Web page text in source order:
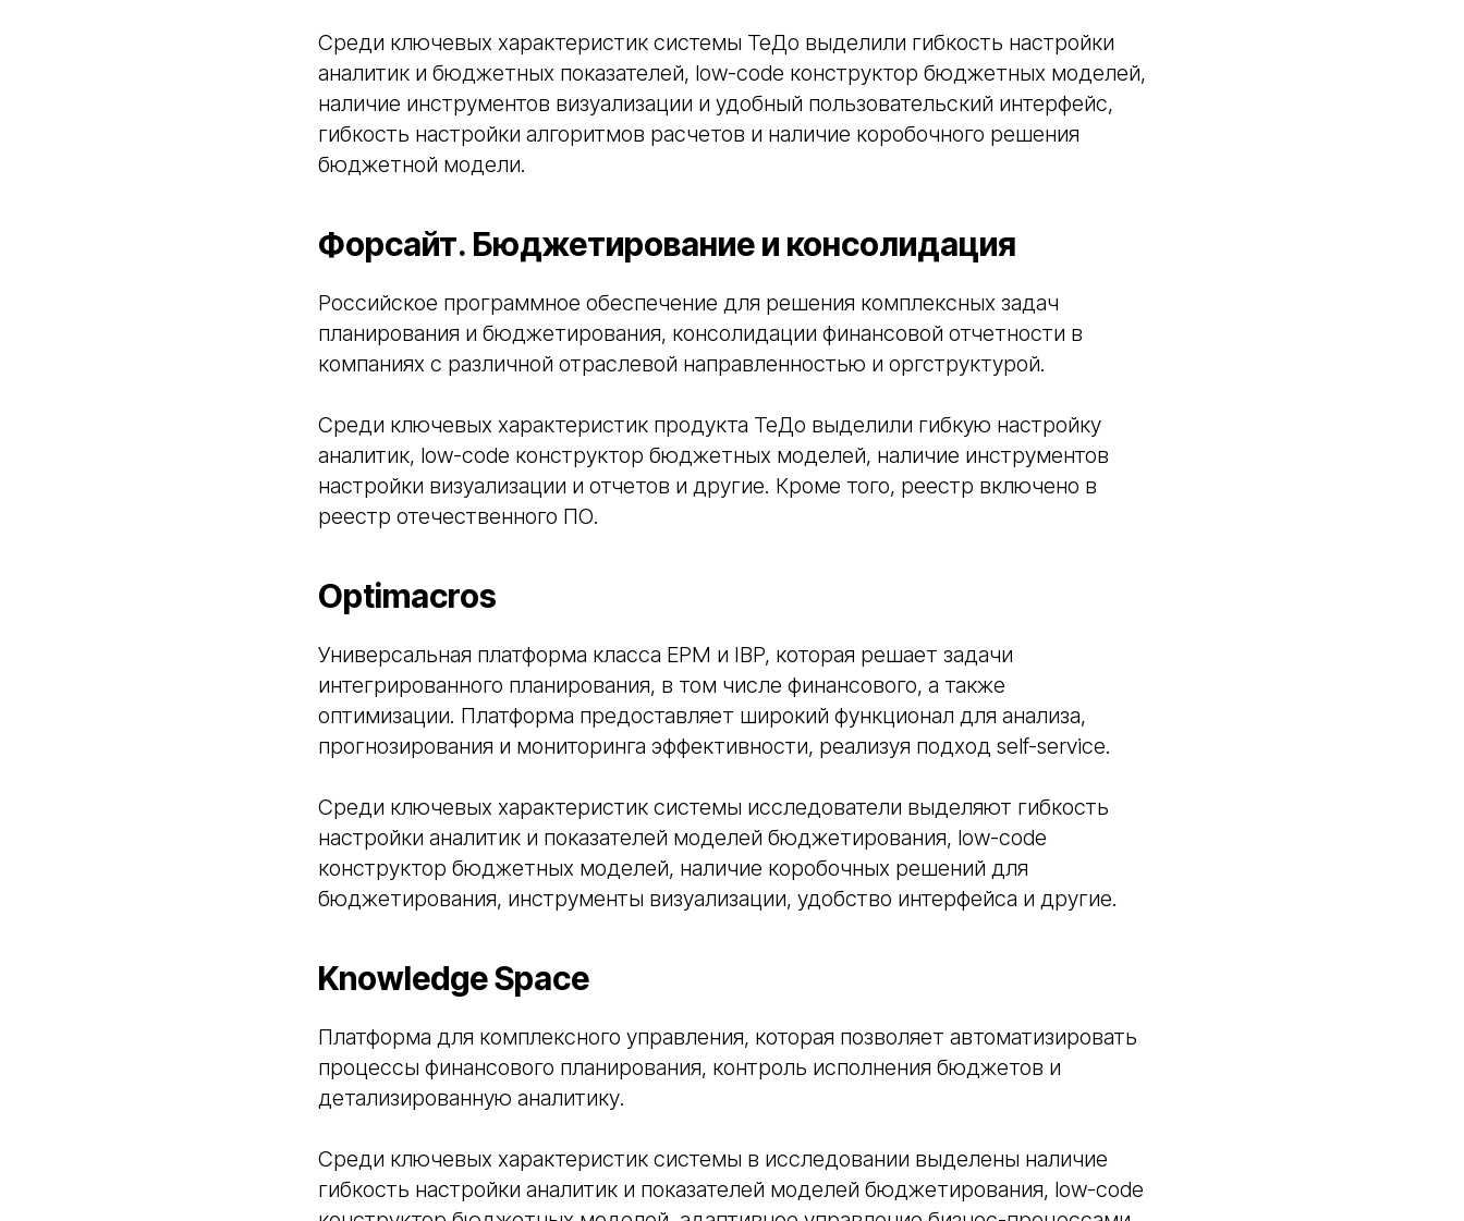
Среди ключевых характеристик системы ТеДо выделили гибкость настройки
аналитик и бюджетных показателей, low-code конструктор бюджетных моделей,
наличие инструментов визуализации и удобный пользовательский интерфейс,
гибкость настройки алгоритмов расчетов и наличие коробочного решения
бюджетной модели.
Форсайт. Бюджетирование и консолидация
Российское программное обеспечение для решения комплексных задач
планирования и бюджетирования, консолидации финансовой отчетности в
компаниях с различной отраслевой направленностью и оргструктурой.
Среди ключевых характеристик продукта ТеДо выделили гибкую настройку
аналитик, low-code конструктор бюджетных моделей, наличие инструментов
настройки визуализации и отчетов и другие. Кроме того, реестр включено в
реестр отечественного ПО.
Optimacros
Универсальная платформа класса EPM и IBP, которая решает задачи
интегрированного планирования, в том числе финансового, а также
оптимизации. Платформа предоставляет широкий функционал для анализа,
прогнозирования и мониторинга эффективности, реализуя подход self-service.
Среди ключевых характеристик системы исследователи выделяют гибкость
настройки аналитик и показателей моделей бюджетирования, low-code
конструктор бюджетных моделей, наличие коробочных решений для
бюджетирования, инструменты визуализации, удобство интерфейса и другие.
Knowledge Space
Платформа для комплексного управления, которая позволяет автоматизировать
процессы финансового планирования, контроль исполнения бюджетов и
детализированную аналитику.
Среди ключевых характеристик системы в исследовании выделены наличие
гибкость настройки аналитик и показателей моделей бюджетирования, low-code